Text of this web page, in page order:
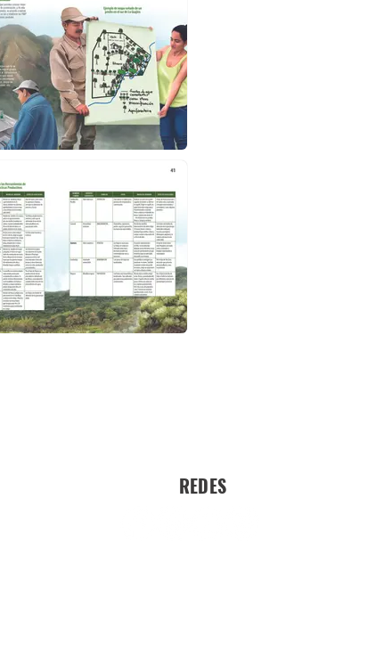
REDES